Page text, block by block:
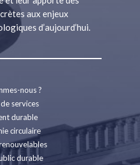
aux enjeux
d’aujourd’hui.
nous ?
services
durable
circulaire
durable